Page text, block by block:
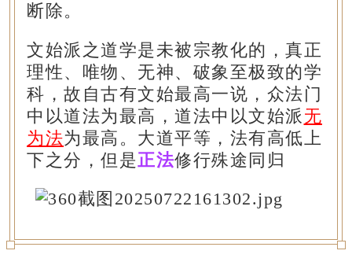
断除。
文始派之道学是未被宗教化的，真正
理性、唯物、无神、破象至极致的学
科，故自古有文始最高一说，众法门
中以道法为最高，道法中以文始派 无
为法为最高。大道平等，法有高低上
下之分，但是正法修行殊途同归